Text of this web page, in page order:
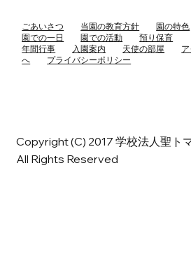
満３歳児入園（８月
ごあいさつ 当園の教育方針 園の特色
園での一日
園での活動
預り保育
年間行事
入園案内 天使の部屋
へ
プライバシーポリシー
Copyright (C) 2017 学校法人聖ト
All Rights Reserved